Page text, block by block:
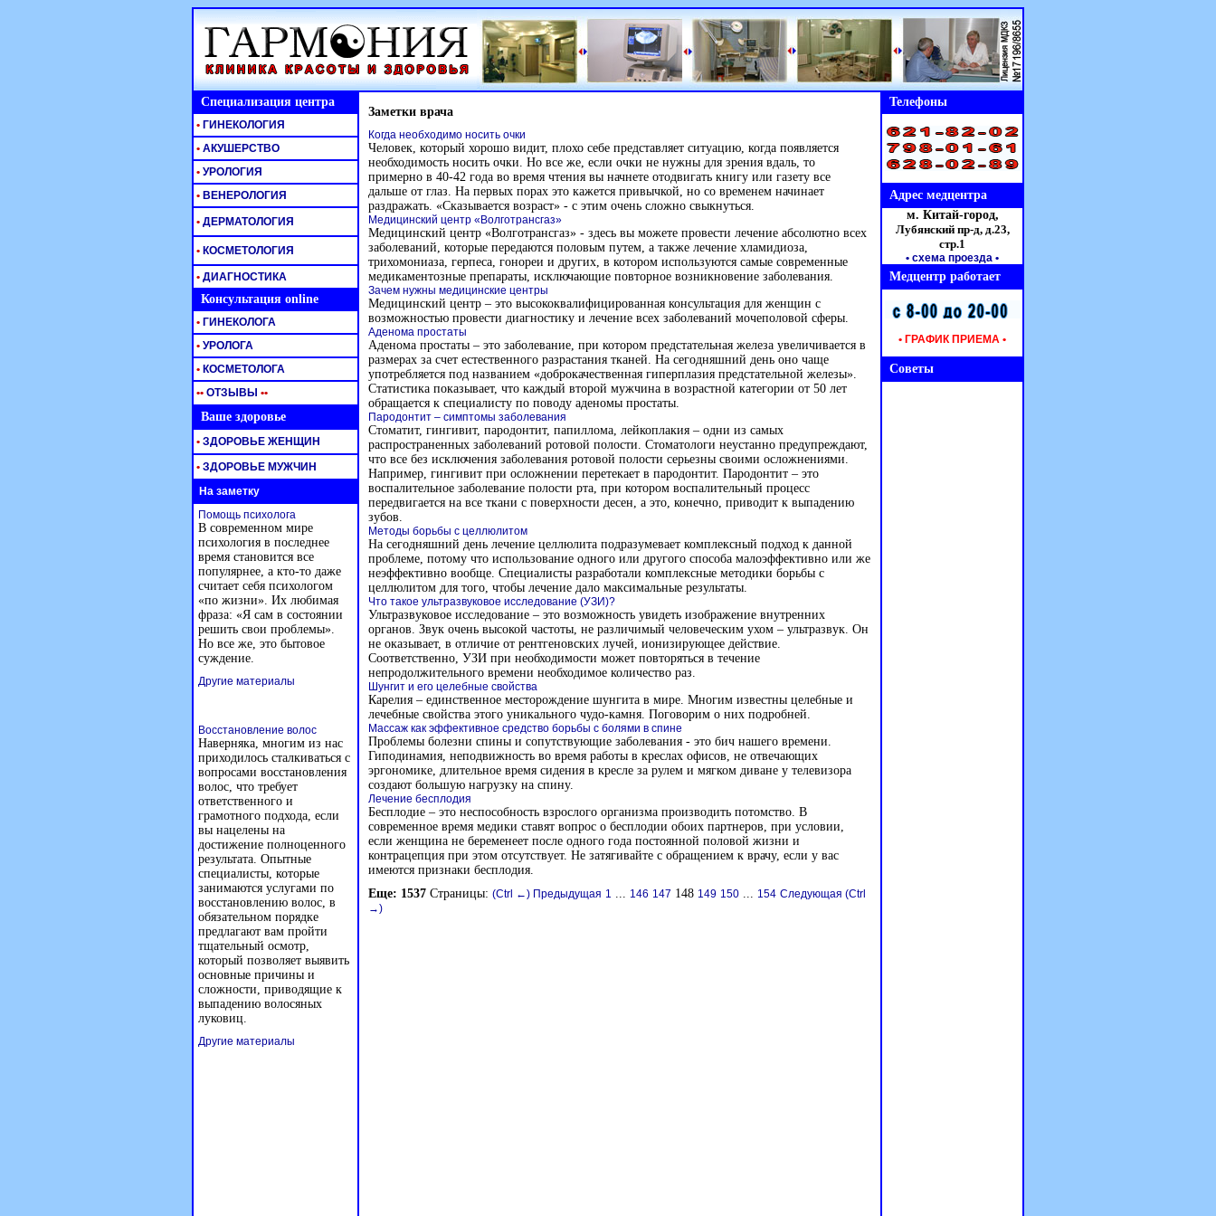
Специализация центра Заметки врача
Когда необходимо носить очки
Человек, который хорошо видит, плохо себе представляет ситуацию, когда появляется
необходимость носить очки. Но все же, если очки не нужны для зрения вдаль, то
примерно в 40-42 года во время чтения вы начнете отодвигать книгу или газету все
дальше от глаз. На первых порах это кажется привычкой, но со временем начинает
раздражать. «Сказывается возраст» - с этим очень сложно свыкнуться.
Медицинский центр «Волготрансгаз»
Медицинский центр «Волготрансгаз» - здесь вы можете провести лечение абсолютно всех
заболеваний, которые передаются половым путем, а также лечение хламидиоза,
трихомониаза, герпеса, гонореи и других, в котором используются самые современные
медикаментозные препараты, исключающие повторное возникновение заболевания.
Зачем нужны медицинские центры
Медицинский центр – это высококвалифицированная консультация для женщин с
возможностью провести диагностику и лечение всех заболеваний мочеполовой сферы.
Аденома простаты
Аденома простаты – это заболевание, при котором предстательная железа увеличивается в
размерах за счет естественного разрастания тканей. На сегодняшний день оно чаще
употребляется под названием «доброкачественная гиперплазия предстательной железы».
Статистика показывает, что каждый второй мужчина в возрастной категории от 50 лет
обращается к специалисту по поводу аденомы простаты.
Пародонтит – симптомы заболевания
Стоматит, гингивит, пародонтит, папиллома, лейкоплакия – одни из самых
распространенных заболеваний ротовой полости. Стоматологи неустанно предупреждают,
что все без исключения заболевания ротовой полости серьезны своими осложнениями.
Например, гингивит при осложнении перетекает в пародонтит. Пародонтит – это
воспалительное заболевание полости рта, при котором воспалительный процесс
передвигается на все ткани с поверхности десен, а это, конечно, приводит к выпадению
зубов.
Методы борьбы с целлюлитом
На сегодняшний день лечение целлюлита подразумевает комплексный подход к данной
проблеме, потому что использование одного или другого способа малоэффективно или же
неэффективно вообще. Специалисты разработали комплексные методики борьбы с
целлюлитом для того, чтобы лечение дало максимальные результаты.
Что такое ультразвуковое исследование (УЗИ)?
Ультразвуковое исследование – это возможность увидеть изображение внутренних
органов. Звук очень высокой частоты, не различимый человеческим ухом – ультразвук. Он
не оказывает, в отличие от рентгеновских лучей, ионизирующее действие.
Соответственно, УЗИ при необходимости может повторяться в течение
непродолжительного времени необходимое количество раз.
Шунгит и его целебные свойства
Карелия – единственное месторождение шунгита в мире. Многим известны целебные и
лечебные свойства этого уникального чудо-камня. Поговорим о них подробней.
Массаж как эффективное средство борьбы с болями в спине
Проблемы болезни спины и сопутствующие заболевания - это бич нашего времени.
Гиподинамия, неподвижность во время работы в креслах офисов, не отвечающих
эргономике, длительное время сидения в кресле за рулем и мягком диване у телевизора
создают большую нагрузку на спину.
Лечение бесплодия
Бесплодие – это неспособность взрослого организма производить потомство. В
современное время медики ставят вопрос о бесплодии обоих партнеров, при условии,
если женщина не беременеет после одного года постоянной половой жизни и
контрацепция при этом отсутствует. Не затягивайте с обращением к врачу, если у вас
имеются признаки бесплодия.
Еще: 1537 Страницы: (Ctrl ←) Предыдущая 1 ... 146 147 148 149 150 ... 154 Следующая (Ctrl
→)
Телефоны
• ГИНЕКОЛОГИЯ
• АКУШЕРСТВО
• УРОЛОГИЯ
• ВЕНЕРОЛОГИЯ Адрес медцентра
• ДЕРМАТОЛОГИЯ
м. Китай-город,
Лубянский пр-д, д.23,
стр.1
• схема проезда •
• КОСМЕТОЛОГИЯ
• ДИАГНОСТИКА
Медцентр работает
Консультация online
• ГРАФИК ПРИЕМА •
• ГИНЕКОЛОГА
• УРОЛОГА
• КОСМЕТОЛОГА Советы
•• ОТЗЫВЫ ••
Ваше здоровье
• ЗДОРОВЬЕ ЖЕНЩИН
• ЗДОРОВЬЕ МУЖЧИН
На заметку
Помощь психолога
В современном мире
психология в последнее
время становится все
популярнее, а кто-то даже
считает себя психологом
«по жизни». Их любимая
фраза: «Я сам в состоянии
решить свои проблемы».
Но все же, это бытовое
суждение.
Другие материалы
Восстановление волос
Наверняка, многим из нас
приходилось сталкиваться с
вопросами восстановления
волос, что требует
ответственного и
грамотного подхода, если
вы нацелены на
достижение полноценного
результата. Опытные
специалисты, которые
занимаются услугами по
восстановлению волос, в
обязательном порядке
предлагают вам пройти
тщательный осмотр,
который позволяет выявить
основные причины и
сложности, приводящие к
выпадению волосяных
луковиц.
Другие материалы